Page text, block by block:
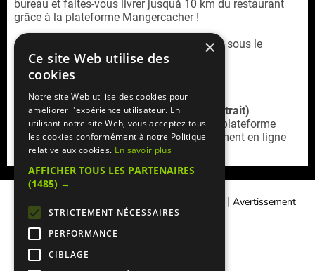
bureau et faites-vous livrer jusquà 10 km du restaurant
grâce à la plateforme Mangercacher !
Asiati K Boulogne est un restaurant cacher sous le
contrôle du Beth-Din de Paris.
Service commande en ligne (livraison / retrait)
Retrouvez lacarte livraison Asiati-K sur la plateforme
Mangercacher.com(cagnotte, offres, paiement en ligne
sécurisé)
| Avertissement
Légal
×
Ce site Web utilise des
cookies
Notre site Web utilise des cookies pour
améliorer l'expérience utilisateur. En
utilisant notre site Web, vous acceptez tous
les cookies conformément à notre Politique
relative aux cookies. En savoir plus
AFFICHER TOUS LES PARTENAIRES
(1485) →
STRICTEMENT NÉCESSAIRES
PERFORMANCE
CIBLAGE